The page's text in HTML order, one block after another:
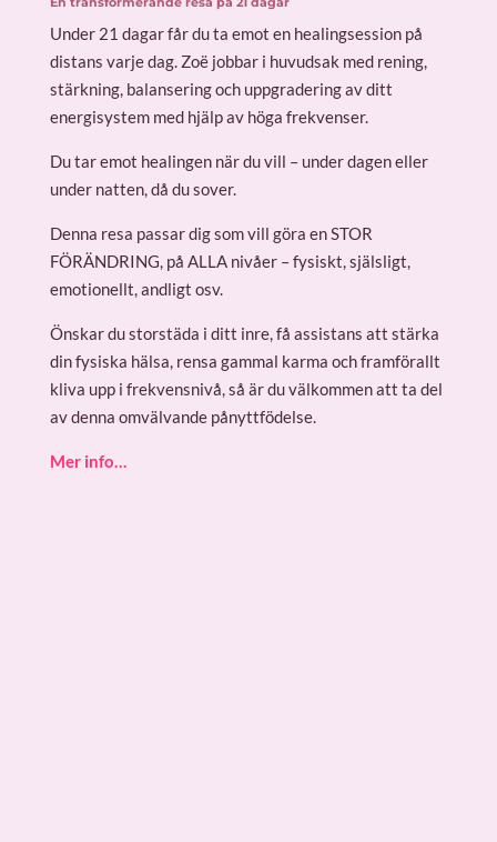
Under 21 dagar får du ta emot en healingsession på
distans varje dag. Zoë jobbar i huvudsak med rening,
stärkning, balansering och uppgradering av ditt
energisystem med hjälp av höga frekvenser.
Du tar emot healingen när du vill – under dagen eller
under natten, då du sover.
Denna resa passar dig som vill göra en STOR
FÖRÄNDRING, på ALLA nivåer – fysiskt, själsligt,
emotionellt, andligt osv.
Önskar du storstäda i ditt inre, få assistans att stärka
din fysiska hälsa, rensa gammal karma och framförallt
kliva upp i frekvensnivå, så är du välkommen att ta del
av denna omvälvande pånyttfödelse.
Mer info…